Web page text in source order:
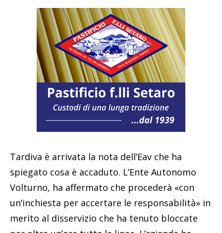
Tardiva è arrivata la nota dell’Eav che ha
spiegato cosa è accaduto. L’Ente Autonomo
Volturno, ha affermato che procederà «con
un’inchiesta per accertare le responsabilità» in
merito al disservizio che ha tenuto bloccate